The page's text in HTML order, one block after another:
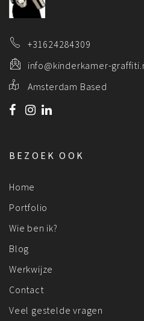
+31624284309
info@kinderkamer-
Amsterdam Based
BEZOEK OOK
Home
Portfolio
Wie ben ik?
Blog
Werkwijze
Contact
Veel gestelde vragen